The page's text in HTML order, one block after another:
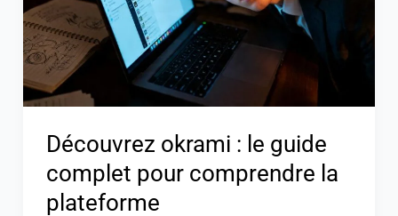
Découvrez okrami : le guide
complet pour comprendre la
plateforme
complet
pour
comprendre
la
plateforme